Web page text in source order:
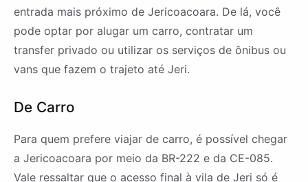
entrada mais próximo de Jericoacoara. De lá, você
pode optar por alugar um carro, contratar um
transfer privado ou utilizar os serviços de ônibus ou
vans que fazem o trajeto até Jeri.
De Carro
Para quem prefere viajar de carro, é possível chegar
a Jericoacoara por meio da BR-222 e da CE-085.
Vale ressaltar que o acesso final à vila de Jeri só é